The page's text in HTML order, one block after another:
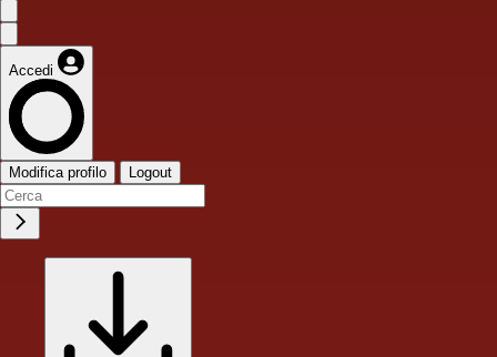
Accedi
Modifica profilo Logout